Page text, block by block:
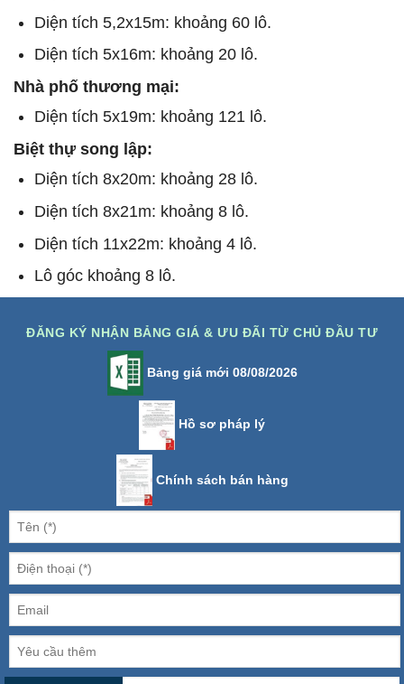
Diện tích 5,2x15m: khoảng 60 lô.
Diện tích 5x16m: khoảng 20 lô.
Nhà phố thương mại:
Diện tích 5x19m: khoảng 121 lô.
Biệt thự song lập:
Diện tích 8x20m: khoảng 28 lô.
Diện tích 8x21m: khoảng 8 lô.
Diện tích 11x22m: khoảng 4 lô.
Lô góc khoảng 8 lô.
ĐĂNG KÝ NHẬN BẢNG GIÁ & ƯU ĐÃI TỪ CHỦ ĐẦU TƯ
Bảng giá mới 08/08/2026
Hồ sơ pháp lý
Chính sách bán hàng